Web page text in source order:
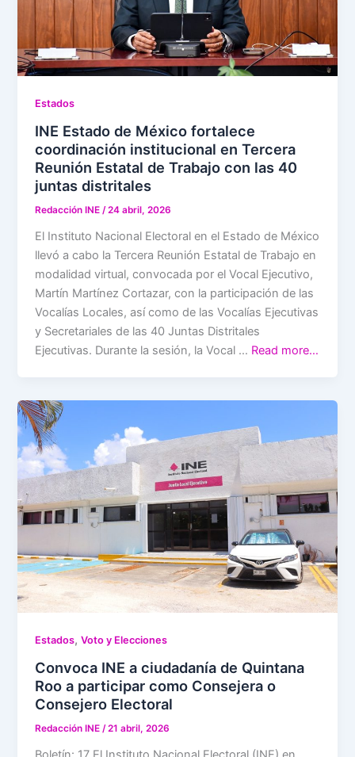
Estados
INE Estado de México fortalece
coordinación institucional en Tercera
Reunión Estatal de Trabajo con las 40
juntas distritales
Redacción INE/24 abril, 2026
El Instituto Nacional Electoral en el Estado de México
llevó a cabo la Tercera Reunión Estatal de Trabajo en
modalidad virtual, convocada por el Vocal Ejecutivo,
Martín Martínez Cortazar, con la participación de las
Vocalías Locales, así como de las Vocalías Ejecutivas
y Secretariales de las 40 Juntas Distritales
Ejecutivas. Durante la sesión, la Vocal … Read more…
Estados,Voto y Elecciones
Convoca INE a ciudadanía de Quintana
Roo a participar como Consejera o
Consejero Electoral
Redacción INE/21 abril, 2026